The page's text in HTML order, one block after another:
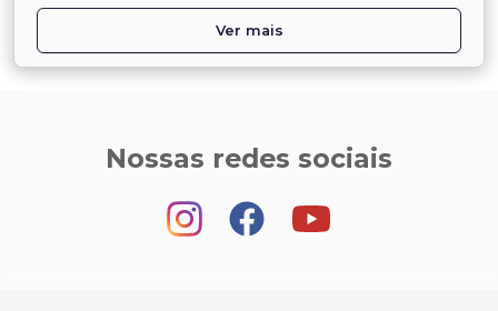
Ver mais
Nossas redes sociais